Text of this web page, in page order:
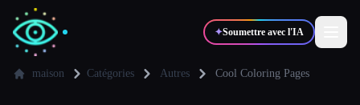
✦Soumettre avec l'IA
maison Catégories Autres Cool Coloring Pages